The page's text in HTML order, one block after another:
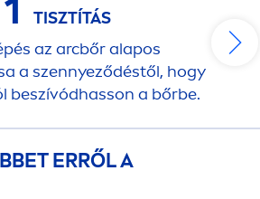
1
TISZTÍTÁS
az arcbőr alapos
a szennyeződéstől, hogy
beszívódhasson a bőrbe.
ERRŐL A